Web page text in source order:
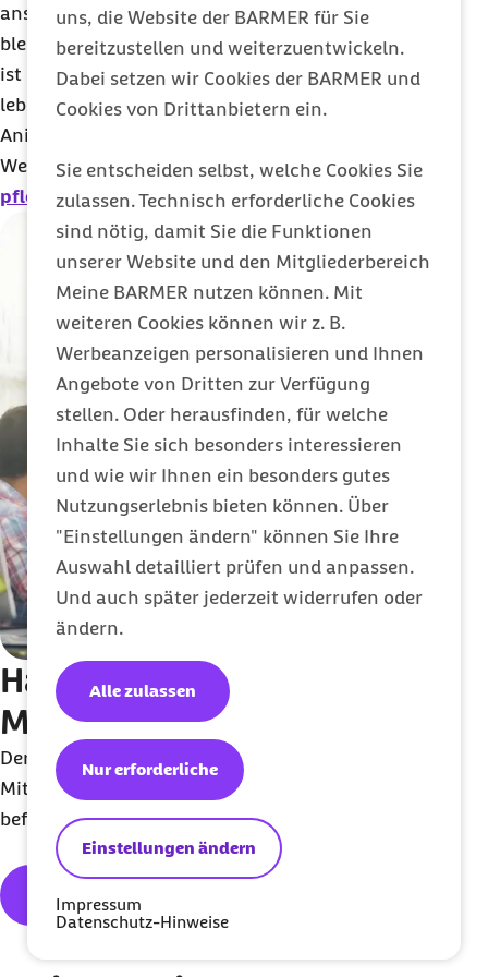
uns, die Website der BARMER für Sie
bereitzustellen und weiterzuentwickeln.
Dabei setzen wir Cookies der BARMER und
Cookies von Drittanbietern ein.
Sie entscheiden selbst, welche Cookies Sie
zulassen. Technisch erforderliche Cookies
sind nötig, damit Sie die Funktionen
unserer Website und den Mitgliederbereich
Meine BARMER nutzen können. Mit
weiteren Cookies können wir z. B.
Werbeanzeigen personalisieren und Ihnen
Angebote von Dritten zur Verfügung
stellen. Oder herausfinden, für welche
Inhalte Sie sich besonders interessieren
und wie wir Ihnen ein besonders gutes
Nutzungserlebnis bieten können. Über
"Einstellungen ändern" können Sie Ihre
Auswahl detailliert prüfen und anpassen.
Und auch später jederzeit widerrufen oder
ändern.
Einstellungen ändern
Nur erforderliche
Alle zulassen
Impressum
Datenschutz-Hinweise
anschaulich. Damit mehr Zeit fürs Wesentliche
bleibt – die Pflege selbst. Der Barmer Pflegecoach
ist einfach, übersichtlich, mit alltagsnahen Tipps,
lebendigen Lerninhalten als Video, Text und
Animation.
Weitere Informationen:https://barmer-
pflegecoach.de
Handlungsfeld:
Mitarbeitende einbinden
Der digitale Wandel betrifft auch die
Mitarbeitenden der Barmer. Wir möchten sie dafür
befähigen und begeistern.
Nächstes Thema